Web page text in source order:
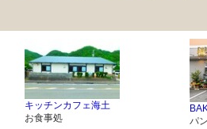
キッチンカフェ海土
お食事処
パ